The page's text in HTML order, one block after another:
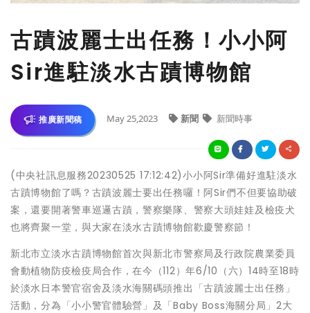
古蹟波麗士出任務！小小阿
Sir進駐淡水古蹟博物館
推廣新聞稿 May 25,2023 新聞 新聞時事
(中央社訊息服務20230525 17:12:42)小小阿Sir準備好進駐淡水
古蹟博物館了嗎？古蹟波麗士要出任務囉！阿Sir們不但要協助破
案，還要開著警車巡邏古蹟，警察樂隊、警察大頭娃娃及檢疫犬
也將齊聚一堂，與大家在淡水古蹟博物館歡慶警察節！
新北市立淡水古蹟博物館首次與新北市警察局及行政院農業委員
會動植物防疫檢疫局合作，在今（112）年6/10（六）14時至18時
於淡水日本警官宿舍及淡水海關碼頭推出「古蹟波麗士出任務」
活動，分為「小小警官體驗營」及「Baby Boss海關分局」2大